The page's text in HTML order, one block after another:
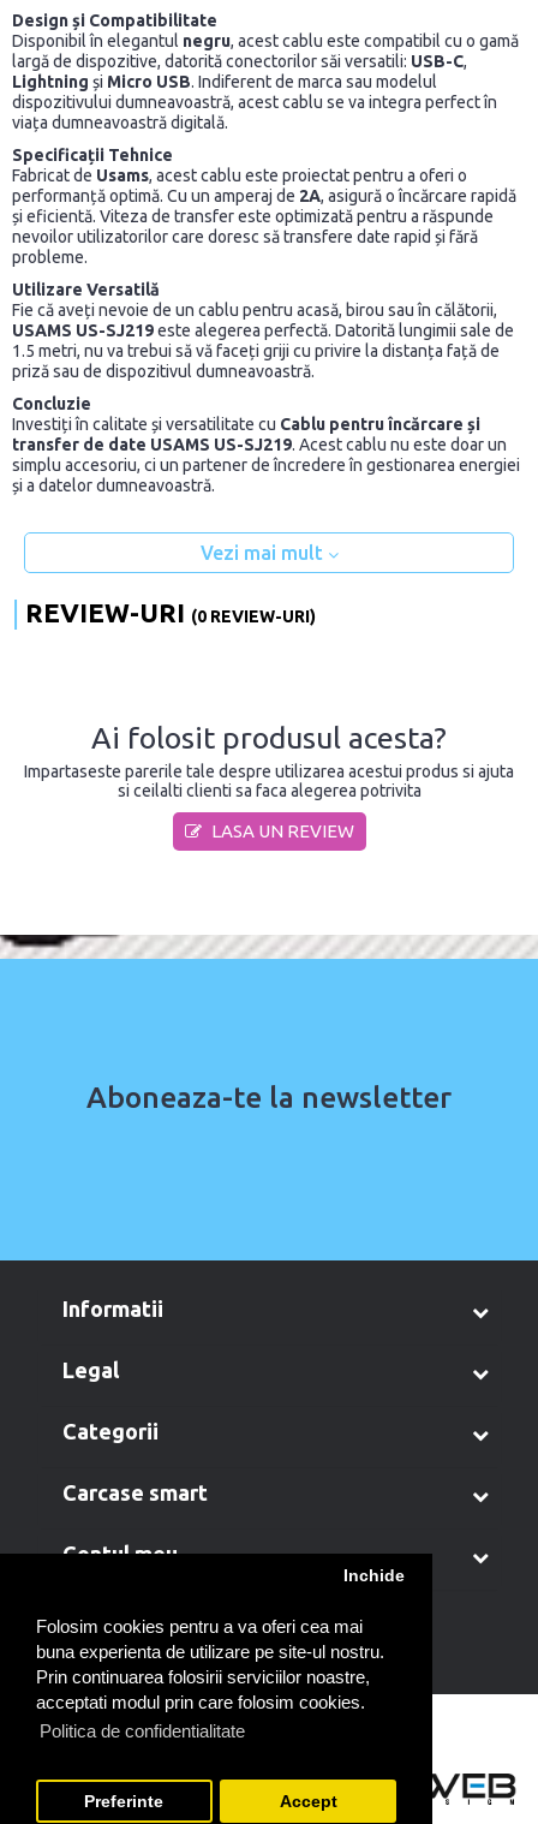
Folosim cookies pentru a va oferi cea mai
buna experienta de utilizare pe site-ul nostru.
Prin continuarea folosirii serviciilor noastre,
acceptati modul prin care folosim cookies.
Politica de confidentialitate
Inchide
Preferinte Accept
Design și Compatibilitate
Disponibil în elegantul negru, acest cablu este compatibil cu o gamă
largă de dispozitive, datorită conectorilor săi versatili: USB-C,
Lightning și Micro USB. Indiferent de marca sau modelul
dispozitivului dumneavoastră, acest cablu se va integra perfect în
viața dumneavoastră digitală.
Specificații Tehnice
Fabricat de Usams, acest cablu este proiectat pentru a oferi o
performanță optimă. Cu un amperaj de 2A, asigură o încărcare rapidă
și eficientă. Viteza de transfer este optimizată pentru a răspunde
nevoilor utilizatorilor care doresc să transfere date rapid și fără
probleme.
Utilizare Versatilă
Fie că aveți nevoie de un cablu pentru acasă, birou sau în călătorii,
USAMS US-SJ219este alegerea perfectă. Datorită lungimii sale de
1.5 metri, nu va trebui să vă faceți griji cu privire la distanța față de
priză sau de dispozitivul dumneavoastră.
Concluzie
Investiți în calitate și versatilitate cu Cablu pentru încărcare și
transfer de date USAMS US-SJ219. Acest cablu nu este doar un
simplu accesoriu, ci un partener de încredere în gestionarea energiei
și a datelor dumneavoastră.
Vezi mai mult
REVIEW-URI (0 REVIEW-URI)
Ai folosit produsul acesta?
Impartaseste parerile tale despre utilizarea acestui produs si ajuta
si ceilalti clienti sa faca alegerea potrivita
LASA UN REVIEW
Aboneaza-te la newsletter
informatii
legal
categorii
carcase smart
contul meu